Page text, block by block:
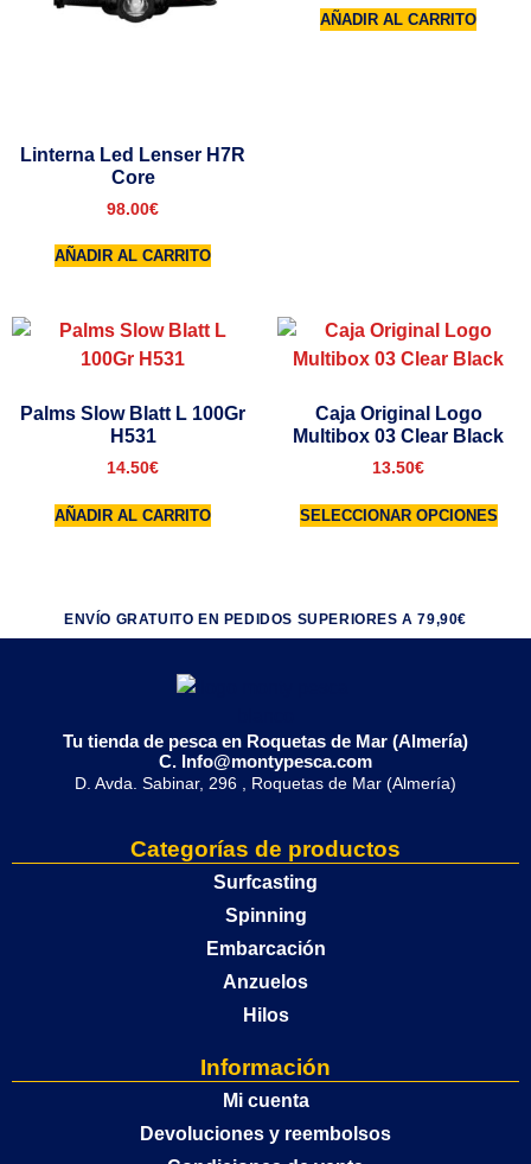
Linterna Led Lenser H7R
Core
98.00€
AÑADIR AL CARRITO
AÑADIR AL CARRITO
Palms Slow Blatt L 100Gr
H531
14.50€
AÑADIR AL CARRITO
Caja Original Logo
Multibox 03 Clear Black
13.50€
SELECCIONAR OPCIONES
ENVÍO GRATUITO EN PEDIDOS SUPERIORES A 79,90€
Tu tienda de pesca en Roquetas de Mar (Almería)
C. Info@montypesca.com
D. Avda. Sabinar, 296 , Roquetas de Mar (Almería)
Categorías de productos
Surfcasting
Spinning
Embarcación
Anzuelos
Hilos
Información
Mi cuenta
Devoluciones y reembolsos